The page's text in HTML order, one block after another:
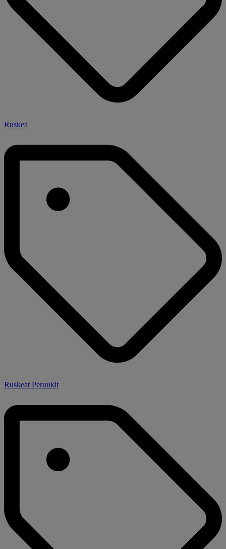
Ruskea
Ruskeat Peruukit